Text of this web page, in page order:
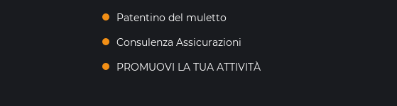
Patentino del muletto
Consulenza Assicurazioni
PROMUOVI LA TUA ATTIVITÀ